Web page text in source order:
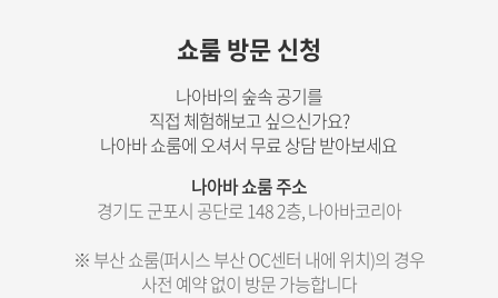
쇼룸 방문 신청
나아바의 숲속 공기를
직접 체험해보고 싶으신가요?
나아바 쇼룸에 오셔서 무료 상담 받아보세요
나아바 쇼룸 주소
경기도 군포시 공단로 148 2층, 나아바코리아
※ 부산 쇼룸(퍼시스 부산 OC센터 내에 위치)의 경우
사전 예약 없이 방문 가능합니다